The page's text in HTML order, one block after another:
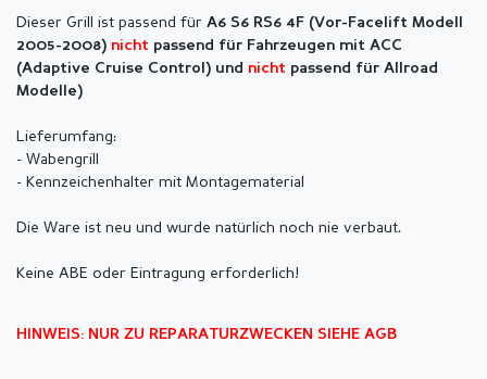
Dieser Grill ist passend für A6 S6 RS6 4F (Vor- Facelift Modell
2005-2008) nicht passend für Fahrzeugen mit ACC
(Adaptive Cruise Control) und nicht passend für Allroad
Modelle)
Lieferumfang:
- Wabengrill
- Kennzeichenhalter mit Montagematerial
Die Ware ist neu und wurde natürlich noch nie verbaut.
Keine ABE oder Eintragung erforderlich!
HINWEIS: NUR ZU REPARATURZWECKEN SIEHE AGB